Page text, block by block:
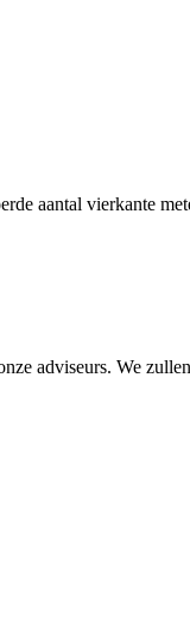
aantal vierkante
adviseurs. We